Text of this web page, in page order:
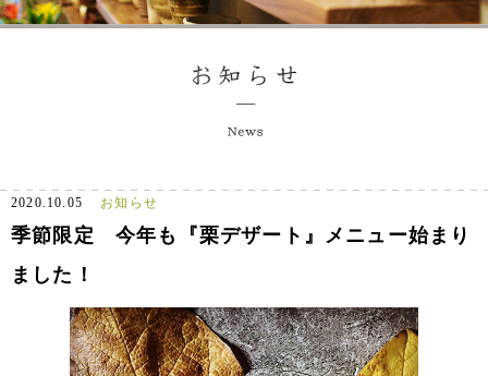
2020.10.05 お知らせ
季節限定 今年も『栗デザート』メニュー始まり
ました！